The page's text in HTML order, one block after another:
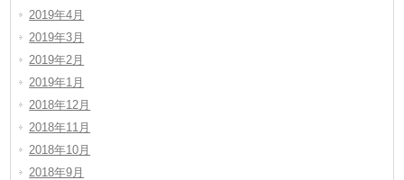
2019年4月
2019年3月
2019年2月
2019年1月
2018年12月
2018年11月
2018年10月
2018年9月